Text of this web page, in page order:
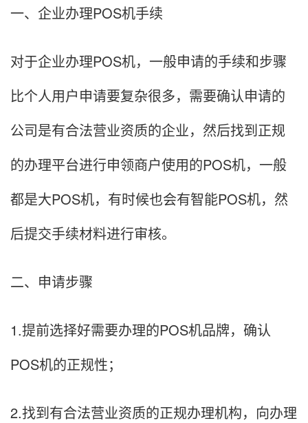
一、企业办理POS机手续
对于企业办理POS机，一般申请的手续和步骤
比个人用户申请要复杂很多，需要确认申请的
公司是有合法营业资质的企业，然后找到正规
的办理平台进行申领商户使用的POS机，一般
都是大POS机，有时候也会有智能POS机，然
后提交手续材料进行审核。
二、申请步骤
1.提前选择好需要办理的POS机品牌，确认
POS机的正规性；
2.找到有合法营业资质的正规办理机构，向办理